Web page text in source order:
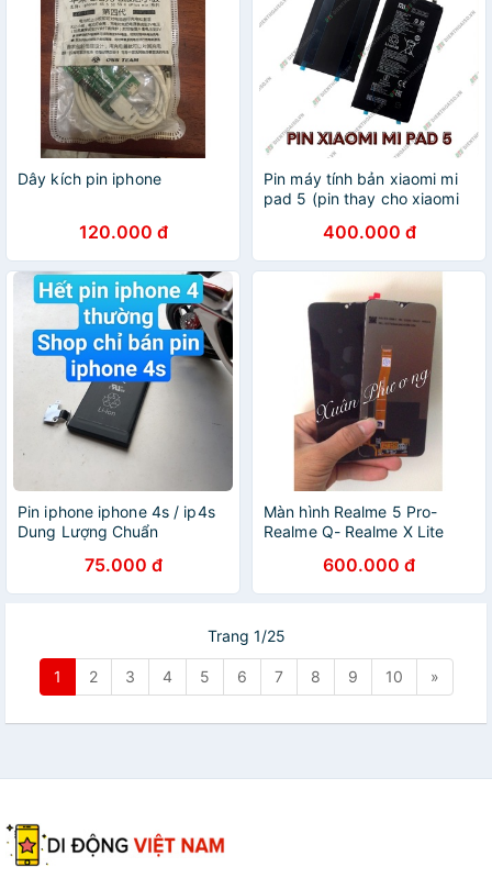
Dây kích pin iphone
120.000 đ
Pin máy tính bản xiaomi mi
pad 5 (pin thay cho xiaomi
400.000 đ
Pin iphone iphone 4s / ip4s
Dung Lượng Chuẩn
75.000 đ
Màn hình Realme 5 Pro-
Realme Q- Realme X Lite
600.000 đ
Trang 1/25
1 2 3 4 5 6 7 8 9 10 »